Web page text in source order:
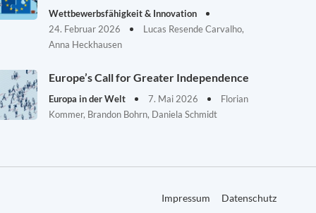
Wettbewerbsfähigkeit & Innovation
24. Februar 2026
Lucas Resende Carvalho,
Anna Heckhausen
Europe’s Call for Greater Independence
Europa in der Welt 7. Mai 2026
Florian
Kommer, Brandon Bohrn, Daniela Schmidt
Impressum Datenschutz